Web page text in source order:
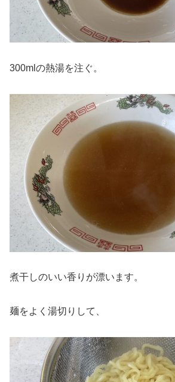
300mlの熱湯を注ぐ。
煮干しのいい香りが漂います。
麺をよく湯切りして、